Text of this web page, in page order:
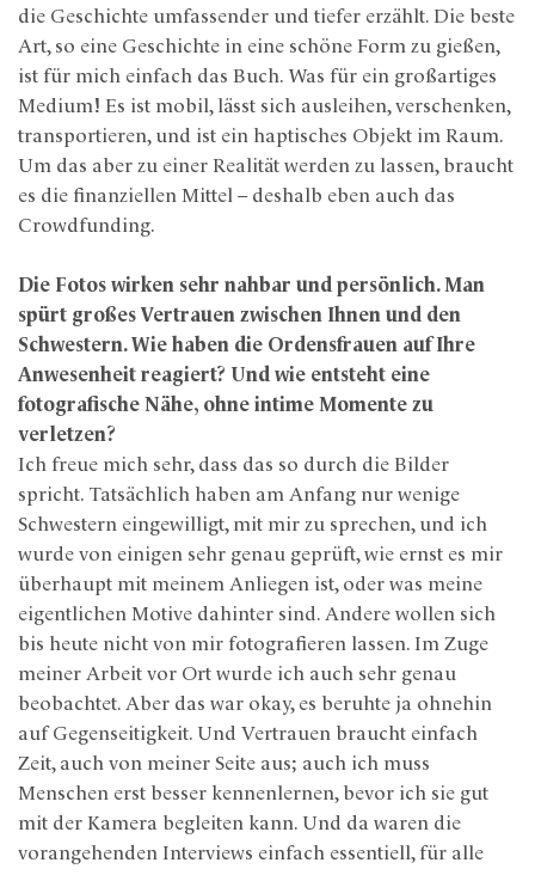
die Geschichte umfassender und tiefer erzählt. Die beste
Art, so eine Geschichte in eine schöne Form zu gießen,
ist für mich einfach das Buch. Was für ein großartiges
Medium! Es ist mobil, lässt sich ausleihen, verschenken,
transportieren, und ist ein haptisches Objekt im Raum.
Um das aber zu einer Realität werden zu lassen, braucht
es die finanziellen Mittel – deshalb eben auch das
Crowdfunding.
Die Fotos wirken sehr nahbar und persönlich. Man
spürt großes Vertrauen zwischen Ihnen und den
Schwestern. Wie haben die Ordensfrauen auf Ihre
Anwesenheit reagiert? Und wie entsteht eine
fotografische Nähe, ohne intime Momente zu
verletzen?
Ich freue mich sehr, dass das so durch die Bilder
spricht. Tatsächlich haben am Anfang nur wenige
Schwestern eingewilligt, mit mir zu sprechen, und ich
wurde von einigen sehr genau geprüft, wie ernst es mir
überhaupt mit meinem Anliegen ist, oder was meine
eigentlichen Motive dahinter sind. Andere wollen sich
bis heute nicht von mir fotografieren lassen. Im Zuge
meiner Arbeit vor Ort wurde ich auch sehr genau
beobachtet. Aber das war okay, es beruhte ja ohnehin
auf Gegenseitigkeit. Und Vertrauen braucht einfach
Zeit, auch von meiner Seite aus; auch ich muss
Menschen erst besser kennenlernen, bevor ich sie gut
mit der Kamera begleiten kann. Und da waren die
vorangehenden Interviews einfach essentiell, für alle